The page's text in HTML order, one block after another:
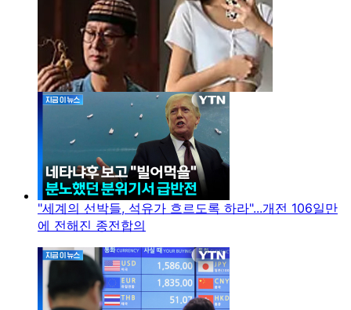
"세계의 선박들, 석유가 흐르도록 하라"...개전 106일만
에 전해진 종전합의